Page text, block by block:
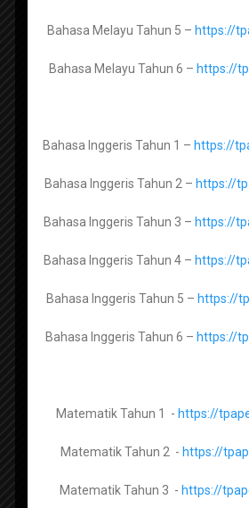
Akademik UASA 2025-
https://tpaper.my/
Reka Bentuk Teknologi
https://tpaper.my/
https://tpaper.my/
Asas Sains Komputer
Bahasa Melayu Tahun 5 – https://
Bahasa Melayu Tahun 6 – https://
Bahasa Inggeris Tahun 1 – https://
Bahasa Inggeris Tahun 2 – https://
Bahasa Inggeris Tahun 3 – https://
Bahasa Inggeris Tahun 4 – https://
Bahasa Inggeris Tahun 5 – https://
Bahasa Inggeris Tahun 6 – https://
Matematik Tahun 1 - https://
Matematik Tahun 2 - https://
Matematik Tahun 3 - https://